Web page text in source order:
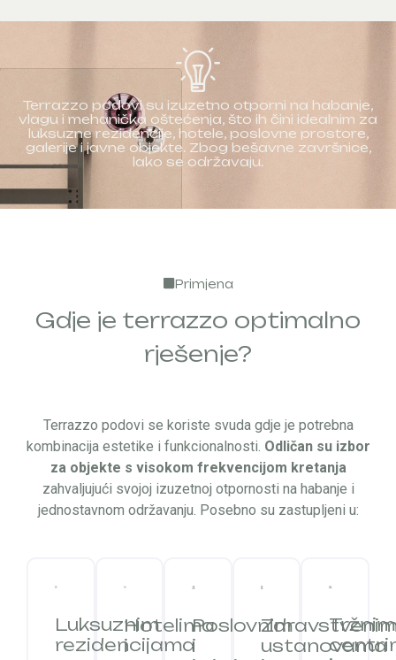
Terrazzo podovi su izuzetno otporni na habanje,
vlagu i mehanička oštećenja, što ih čini idealnim za
luksuzne rezidencije, hotele, poslovne prostore,
galerije i javne objekte. Zbog bešavne završnice,
lako se održavaju.
Primjena​
Gdje je terrazzo optimalno
rješenje?
Terrazzo podovi se koriste svuda gdje je potrebna
kombinacija estetike i funkcionalnosti. Odličan su izbor
za objekte s visokom frekvencijom kretanja
zahvaljujući svojoj izuzetnoj otpornosti na habanje i
jednostavnom održavanju. Posebno su zastupljeni u:
Luksuznim
rezidencijama
Hotelima
i
Poslovnim
i
ustanovama
Tržnim